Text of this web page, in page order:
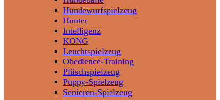
Hundewurfspielzeug
Hunter
Intelligenz
KONG
Leuchtspielzeug
Obedience-Training
Plüschspielzeug
Puppy-Spielzeug
Senioren-Spielzeug